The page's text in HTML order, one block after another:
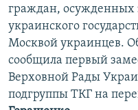
граждан, осужденных
украинского
Москвой украинцев.
сообщила первый
Верховной Рады
подгруппы ТКГ на